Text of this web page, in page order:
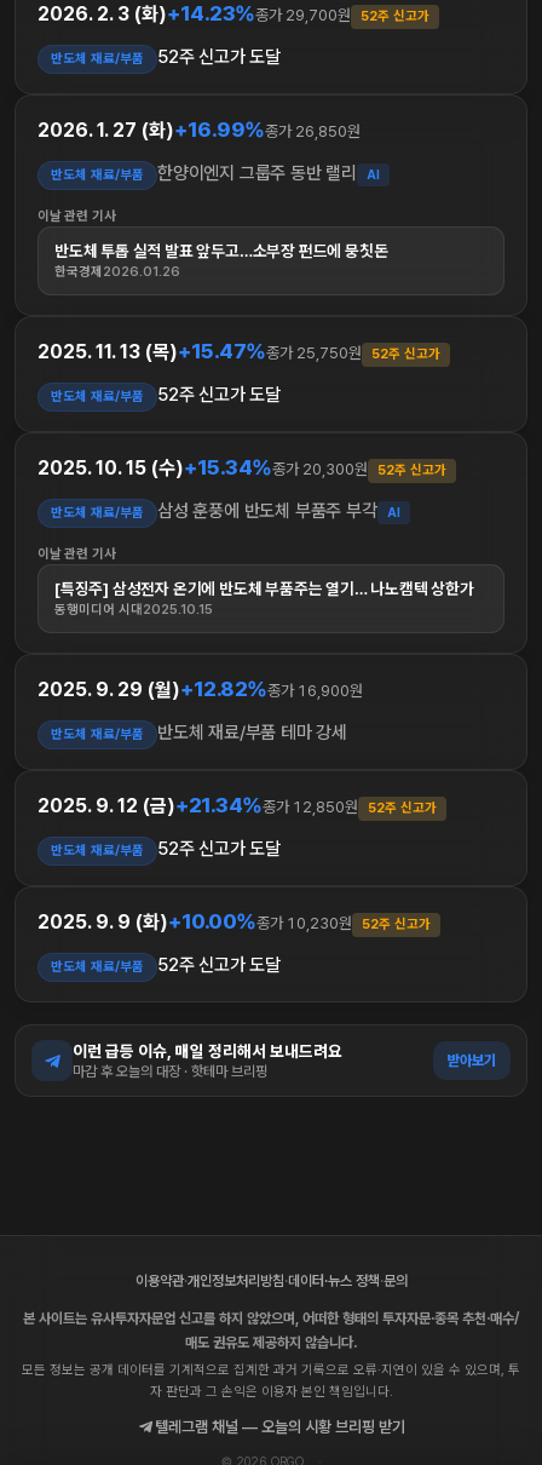
2026. 2. 3 (화)+14.23%종가 29,700원 52주 신고가
반도체 재료/부품 52주 신고가 도달
2026. 1. 27 (화)+16.99%종가 26,850원
반도체 재료/부품 한양이엔지 그룹주 동반 랠리 AI
이날 관련 기사
반도체 투톱 실적 발표 앞두고…소부장 펀드에 뭉칫돈
한국경제 2026.01.26
2025. 11. 13 (목)+15.47%종가 25,750원 52주 신고가
반도체 재료/부품 52주 신고가 도달
2025. 10. 15 (수)+15.34%종가 20,300원 52주 신고가
반도체 재료/부품 삼성 훈풍에 반도체 부품주 부각 AI
이날 관련 기사
[특징주] 삼성전자 온기에 반도체 부품주는 열기… 나노캠텍 상한가
동행미디어 시대 2025.10.15
2025. 9. 29 (월)+12.82%종가 16,900원
반도체 재료/부품 반도체 재료/부품 테마 강세
2025. 9. 12 (금)+21.34%종가 12,850원 52주 신고가
반도체 재료/부품 52주 신고가 도달
2025. 9. 9 (화)+10.00%종가 10,230원 52주 신고가
반도체 재료/부품 52주 신고가 도달
이런 급등 이슈, 매일 정리해서 보내드려요
마감 후 오늘의 대장 · 핫테마 브리핑
받아보기
이용약관·개인정보처리방침·데이터·뉴스 정책·문의
본 사이트는 유사투자자문업 신고를 하지 않았으며, 어떠한 형태의 투자자문·종목 추천·매수/
매도 권유도 제공하지 않습니다.
모든 정보는 공개 데이터를 기계적으로 집계한 과거 기록으로 오류·지연이 있을 수 있으며, 투
자 판단과 그 손익은 이용자 본인 책임입니다.
텔레그램 채널 — 오늘의 시황 브리핑 받기